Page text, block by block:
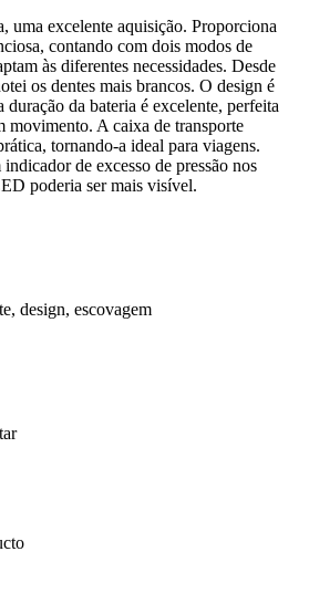
uma excelente aquisição. Proporciona
contando com dois modos de
às diferentes necessidades. Desde
os dentes mais brancos. O design é
duração da bateria é excelente, perfeita
movimento. A caixa de transporte
tornando-a ideal para viagens.
de excesso de pressão nos
poderia ser mais visível.
design, escovagem